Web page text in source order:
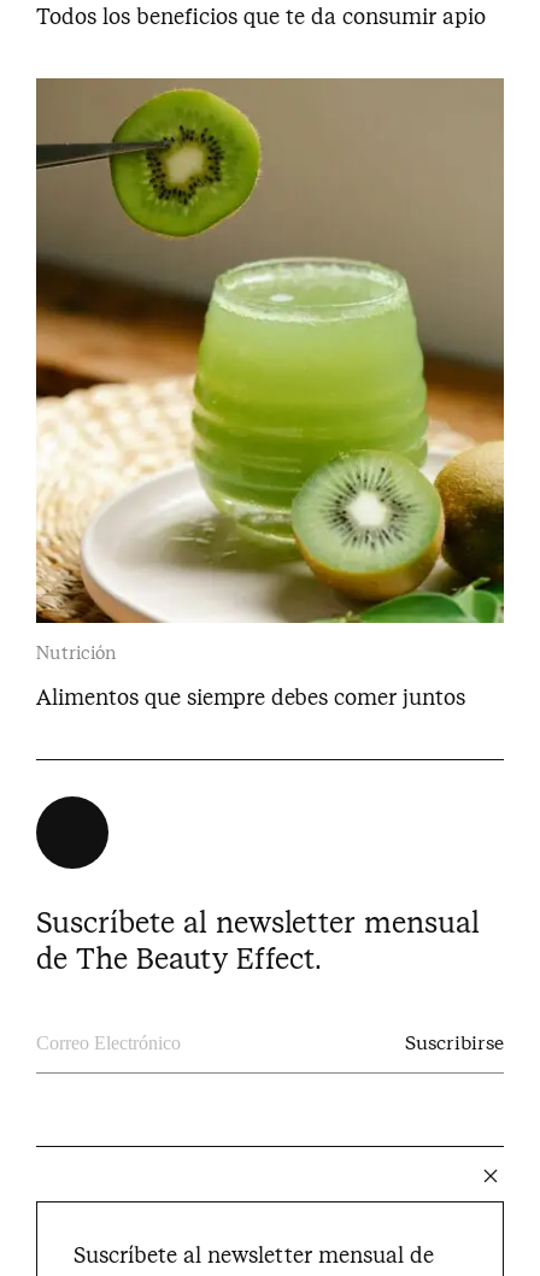
Todos los beneficios que te da consumir apio
Nutrición
Alimentos que siempre debes comer juntos
Suscríbete al newsletter mensual de
Suscríbete al newsletter mensual
de The Beauty Effect.
InstagramFacebookYoutube PinterestTwitter